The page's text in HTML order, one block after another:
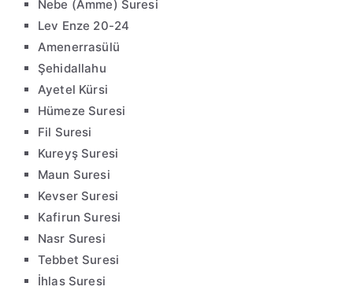
Nebe (Amme) Suresi
Lev Enze 20-24
Amenerrasülü
Şehidallahu
Ayetel Kürsi
Hümeze Suresi
Fil Suresi
Kureyş Suresi
Maun Suresi
Kevser Suresi
Kafirun Suresi
Nasr Suresi
Tebbet Suresi
İhlas Suresi